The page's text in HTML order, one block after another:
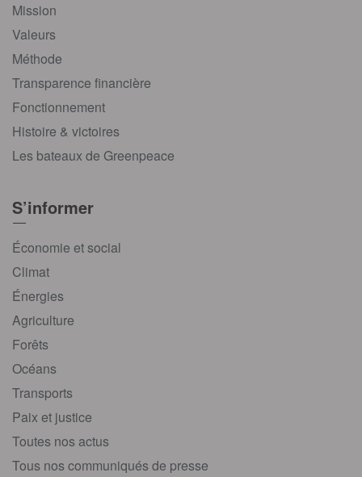
Mission
Valeurs
Méthode
Transparence financière
Fonctionnement
Histoire & victoires
Les bateaux de Greenpeace
S’informer
Économie et social
Climat
Énergies
Agriculture
Forêts
Océans
Transports
Paix et justice
Toutes nos actus
Tous nos communiqués de presse